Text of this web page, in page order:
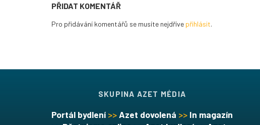
PŘIDAT KOMENTÁŘ
Pro přidávání komentářů se musíte nejdříve přihlásit.
SKUPINA AZET MÉDIA
Portál bydlení>>Azet dovolená >> In magazín